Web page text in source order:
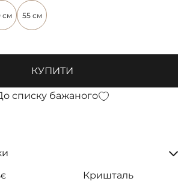
см 55 см
КУПИТИ
списку бажаного
Кришталь